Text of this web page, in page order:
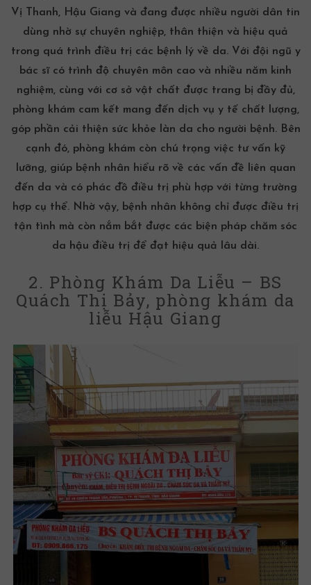
Vị Thanh, Hậu Giang và đang được nhiều người dân tin
dùng nhờ sự chuyên nghiệp, thân thiện và hiệu quả
trong quá trình điều trị các bệnh lý về da. Với đội ngũ y
bác sĩ có trình độ chuyên môn cao và nhiều năm kinh
nghiệm, cùng với cơ sở vật chất được trang bị đầy đủ,
phòng khám cam kết mang đến dịch vụ y tế chất lượng,
góp phần cải thiện sức khỏe làn da cho người bệnh. Bên
cạnh đó, phòng khám còn chú trọng việc tư vấn kỹ
lưỡng, giúp bệnh nhân hiểu rõ về các vấn đề liên quan
đến da và có phác đồ điều trị phù hợp với từng trường
hợp cụ thể. Nhờ vậy, bệnh nhân không chỉ được điều trị
tận tình mà còn nắm bắt được các biện pháp chăm sóc
da hậu điều trị để đạt hiệu quả lâu dài.
2. Phòng Khám Da Liễu – BS
Quách Thị Bảy, phòng khám da
liễu Hậu Giang